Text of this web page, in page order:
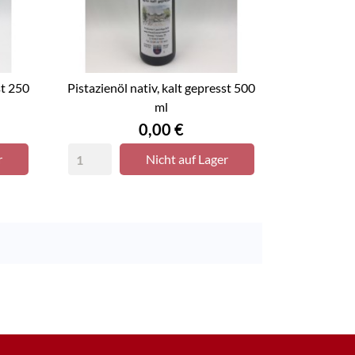
250
Pistazienöl nativ, kalt gepresst 500
ml
Preis
0,00 €
Nicht auf Lager